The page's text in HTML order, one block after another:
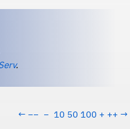
.
← −− − 10 50 100 + ++ →